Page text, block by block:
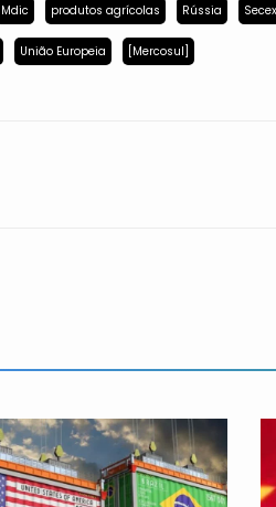
Mdic produtos agrícolas Rússia Secex
União Europeia [Mercosul]